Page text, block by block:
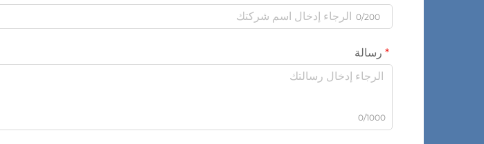
0/200
رسالة
0/1000